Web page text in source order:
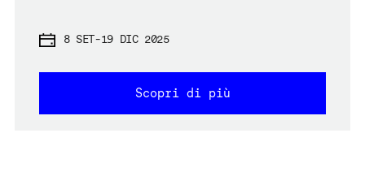
8 SET-19 DIC 2025
Scopri di più